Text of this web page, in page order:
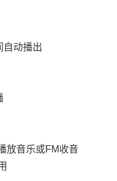
自动播出
放音乐或FM收音